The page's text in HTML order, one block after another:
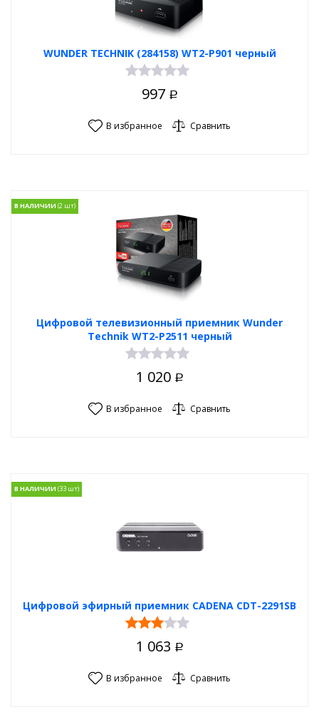
WUNDER TECHNIK (284158) WT2-P901 черный
997 Р
В избранное Сравнить
Цифровой телевизионный приемник Wunder
Technik WT2-P2511 черный
В НАЛИЧИИ
1 020 Р
В избранное Сравнить
Цифровой эфирный приемник CADENA CDT-2291SB
В НАЛИЧИИ
1 063 Р
В избранное Сравнить